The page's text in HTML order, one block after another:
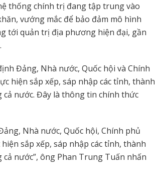
thống chính trị đang tập trung vào
vướng mắc để bảo đảm mô hình
tới quản trị địa phương hiện đại, gần
Đảng, Nhà nước, Quốc hội và Chính
hiện sắp xếp, sáp nhập các tỉnh, thành
cả nước. Đây là thông tin chính thức
Nhà nước, Quốc hội, Chính phủ
sắp xếp, sáp nhập các tỉnh, thành
nước”, ông Phan Trung Tuấn nhấn